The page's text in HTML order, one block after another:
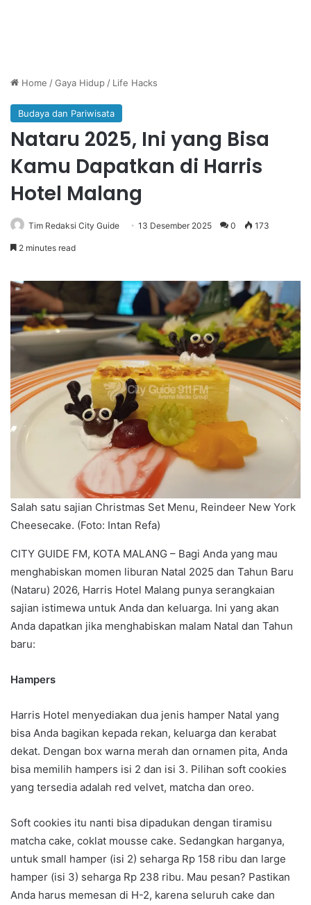
Home /Gaya Hidup / Life Hacks
Budaya dan Pariwisata
Nataru 2025, Ini yang Bisa
Kamu Dapatkan di Harris
Hotel Malang
Tim Redaksi City Guide 13 Desember 2025 0 173
2 minutes read
Salah satu sajian Christmas Set Menu, Reindeer New York
Cheesecake. (Foto: Intan Refa)
CITY GUIDE FM, KOTA MALANG – Bagi Anda yang mau
menghabiskan momen liburan Natal 2025 dan Tahun Baru
(Nataru) 2026, Harris Hotel Malang punya serangkaian
sajian istimewa untuk Anda dan keluarga. Ini yang akan
Anda dapatkan jika menghabiskan malam Natal dan Tahun
baru:
Hampers
Harris Hotel menyediakan dua jenis hamper Natal yang
bisa Anda bagikan kepada rekan, keluarga dan kerabat
dekat. Dengan box warna merah dan ornamen pita, Anda
bisa memilih hampers isi 2 dan isi 3. Pilihan soft cookies
yang tersedia adalah red velvet, matcha dan oreo.
Soft cookies itu nanti bisa dipadukan dengan tiramisu
matcha cake, coklat mousse cake. Sedangkan harganya,
untuk small hamper (isi 2) seharga Rp 158 ribu dan large
hamper (isi 3) seharga Rp 238 ribu. Mau pesan? Pastikan
Anda harus memesan di H-2, karena seluruh cake dan